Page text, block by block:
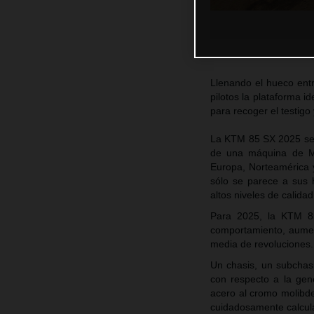
Llenando el hueco
pilotos la plataforma
para recoger el testigo
La KTM 85 SX 2025
de una máquina de
Europa,
sólo se parece a sus
altos niveles de
Para 2025, la KTM
comportamiento,
media de revoluciones.
Un chasis, un
con respecto a la
acero al cromo
cuidadosamente